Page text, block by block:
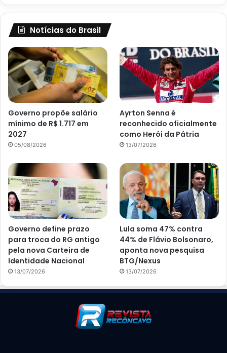
Notícias do Brasil
Governo propõe salário
mínimo de R$ 1.717 em
2027
05/08/2026
Ayrton Senna é
reconhecido oficialmente
como Herói da Pátria
13/07/2026
Governo define prazo
para troca do RG antigo
pela nova Carteira de
Identidade Nacional
13/07/2026
Lula soma 47% contra
44% de Flávio Bolsonaro,
aponta nova pesquisa
BTG/Nexus
13/07/2026